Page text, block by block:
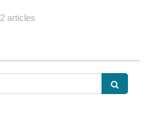
2 articles